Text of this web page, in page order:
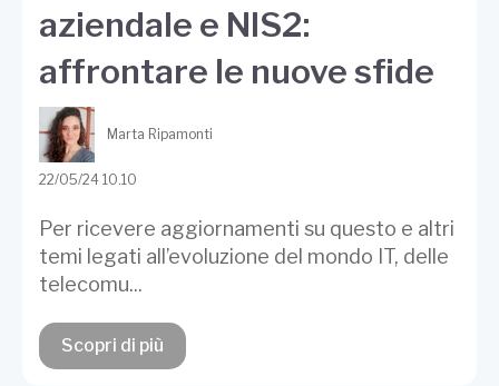
aziendale e NIS2:
affrontare le nuove sfide
Marta Ripamonti
22/05/24 10.10
Per ricevere aggiornamenti su questo e altri
temi legati all’evoluzione del mondo IT, delle
telecomu...
Scopri di più